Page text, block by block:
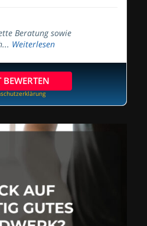
Beratung sowie
Weiterlesen
BEWERTEN